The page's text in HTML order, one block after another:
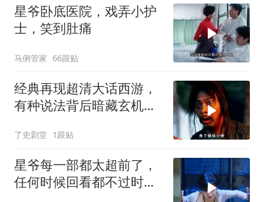
星爷卧底医院，戏弄小护
士，笑到肚痛
马俐管家 66跟贴
经典再现超清大话西游，
有种说法背后暗藏玄机，
了史剧堂 1跟贴
星爷每一部都太超前了，
任何时候回看都不过时，